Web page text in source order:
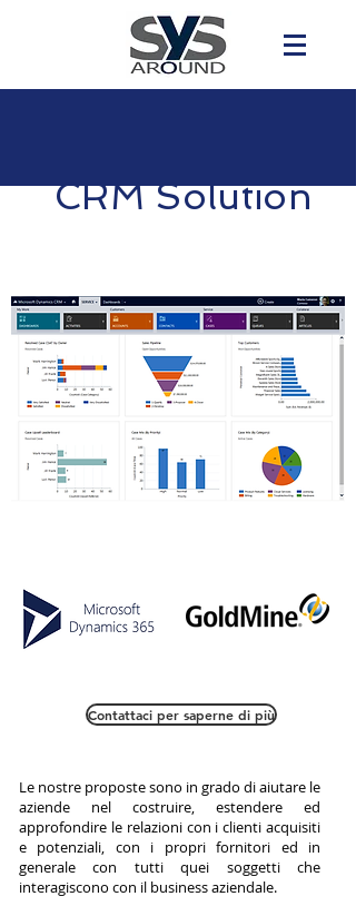
CRM Solution
Contattaci per saperne di più
Le nostre proposte sono in grado di aiutare le
aziende nel costruire, estendere ed
approfondire le relazioni con i clienti acquisiti
e potenziali, con i propri fornitori ed in
generale con tutti quei soggetti che
interagiscono con il business aziendale.